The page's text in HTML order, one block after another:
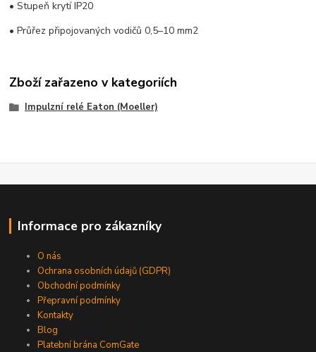
• Stupeň krytí IP20
• Průřez připojovaných vodičů 0,5–10 mm2
Zboží zařazeno v kategoriích
Impulzní relé Eaton (Moeller)
Informace pro zákazníky
O nás
Ochrana osobních údajů (GDPR)
Obchodní podmínky
Přepravní podmínky
Kontakty
Blog
Platební brána ComGate